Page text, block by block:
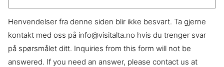
Henvendelser fra denne siden blir ikke besvart. Ta gjerne
kontakt med oss på info@visitalta.no hvis du trenger svar
på spørsmålet ditt. Inquiries from this form will not be
answered. If you need an answer, please contact us at